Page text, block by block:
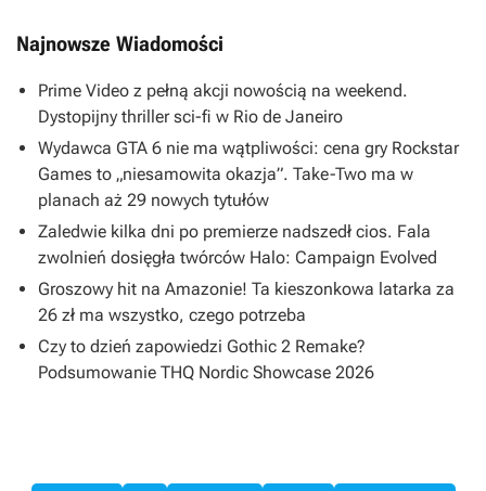
Najnowsze Wiadomości
Prime Video z pełną akcji nowością na weekend.
Dystopijny thriller sci-fi w Rio de Janeiro
Wydawca GTA 6 nie ma wątpliwości: cena gry Rockstar
Games to „niesamowita okazja”. Take-Two ma w
planach aż 29 nowych tytułów
Zaledwie kilka dni po premierze nadszedł cios. Fala
zwolnień dosięgła twórców Halo: Campaign Evolved
Groszowy hit na Amazonie! Ta kieszonkowa latarka za
26 zł ma wszystko, czego potrzeba
Czy to dzień zapowiedzi Gothic 2 Remake?
Podsumowanie THQ Nordic Showcase 2026